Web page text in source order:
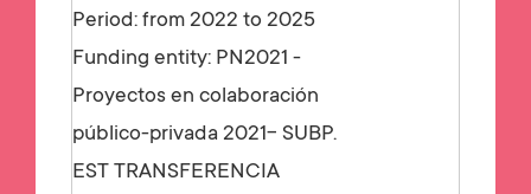
Period: from 2022 to 2025
Funding entity: PN2021 -
Proyectos en colaboración
público-privada 2021- SUBP.
EST TRANSFERENCIA